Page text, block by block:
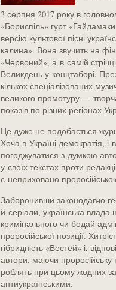
3 серпня 2017 року в
«Бориспіль» гурт
версію культової пісні
калина». Вона звучить на
«Червоний», а в самій
Великдень у концтаборі.
кількох спеціалізованих
великого промотуру —
показів по різних регіонах
Це дуже не подобається
Хоча в Україні демократія,
погоджуватися з думкою
у своїх текстах проти
є неприховано
Заборонивши законодавчо
й серіали, українська
кримінального чи бодай
проросійської позиції.
гібридність «Вестей» і,
автори, маючи проросійську
роблять при цьому жодних
антиукраїнськими.